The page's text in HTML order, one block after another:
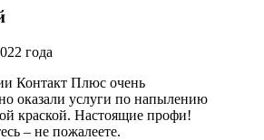
года
Контакт Плюс очень
оказали услуги по напылению
краской. Настоящие профи!
– не пожалеете.